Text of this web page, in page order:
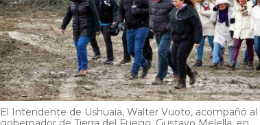
El Intendente de Ushuaia, Walter Vuoto, acompañó al